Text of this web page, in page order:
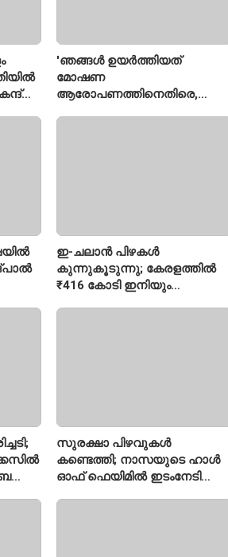
'ഞങ്ങൾ ഉയർത്തിയത്
മോഷണ
ആരോപണത്തിനെതിരെ,
ഇ-ചലാൻ പിഴകൾ
കുന്നുകൂടുന്നു; കേരളത്തിൽ
₹416 കോടി ഇനിയും
സുരക്ഷാ പിഴവുകൾ
കണ്ടെത്തി; നാസയുടെ ഹാൾ
ഓഫ് ഫെയിമിൽ ഇടംനേടി